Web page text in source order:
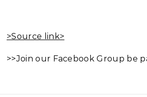
>Source link>
>>Join our Facebook Group be